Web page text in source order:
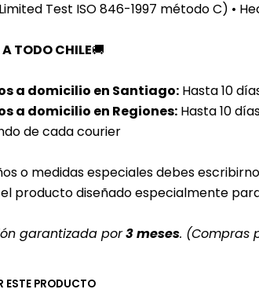
Test ISO 846-1997 método C) •
TODO CHILE🚚
a domicilio en Santiago: Hasta 10
a domicilio en Regiones: Hasta 10
de cada courier
o medidas especiales debes
producto diseñado especialmente
garantizada por3 meses. (Compras
ESTE PRODUCTO